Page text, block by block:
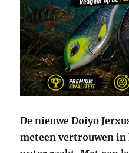
De nieuwe Doiyo
meteen vertrouwen